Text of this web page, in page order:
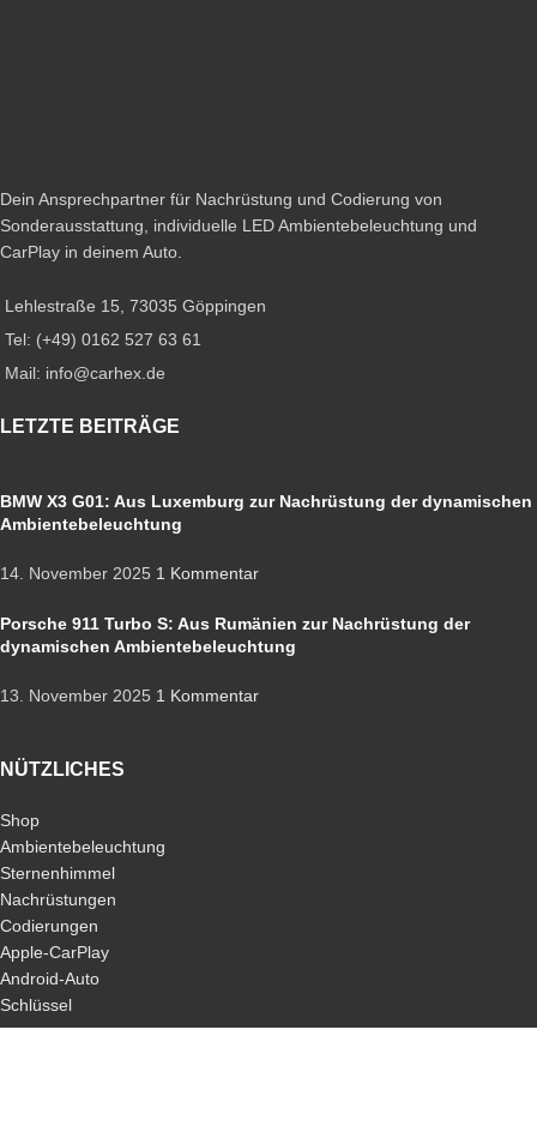
Dein Ansprechpartner für Nachrüstung und Codierung von
Sonderausstattung, individuelle LED Ambientebeleuchtung und
CarPlay in deinem Auto.
Lehlestraße 15, 73035 Göppingen
Tel: (+49) 0162 527 63 61
Mail: info@carhex.de
LETZTE BEITRÄGE
BMW X3 G01: Aus Luxemburg zur Nachrüstung der dynamischen
Ambientebeleuchtung
14. November 2025 1 Kommentar
Porsche 911 Turbo S: Aus Rumänien zur Nachrüstung der
dynamischen Ambientebeleuchtung
13. November 2025 1 Kommentar
NÜTZLICHES
Shop
Ambientebeleuchtung
Sternenhimmel
Nachrüstungen
Codierungen
Apple-CarPlay
Android-Auto
Schlüssel